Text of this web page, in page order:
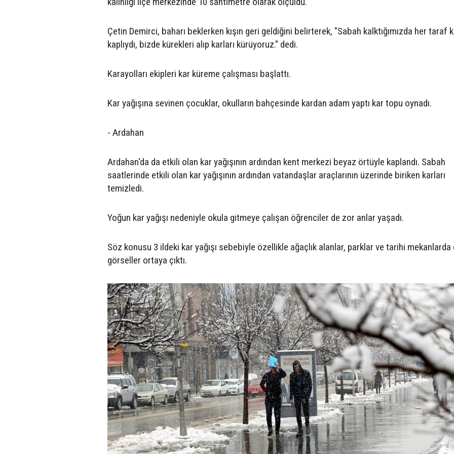
Çetin Demirci, baharı beklerken kışın geri geldiğini belirterek, "Sabah kalktığımızda her taraf
kaplıydı, bizde kürekleri alıp karları kürüyoruz." dedi.
Karayolları ekipleri kar küreme çalışması başlattı.
Kar yağışına sevinen çocuklar, okulların bahçesinde kardan adam yaptı kar topu oynadı.
- Ardahan
Ardahan'da da etkili olan kar yağışının ardından kent merkezi beyaz örtüyle kaplandı. Sabah
saatlerinde etkili olan kar yağışının ardından vatandaşlar araçlarının üzerinde biriken karları
temizledi.
Yoğun kar yağışı nedeniyle okula gitmeye çalışan öğrenciler de zor anlar yaşadı.
Söz konusu 3 ildeki kar yağışı sebebiyle özellikle ağaçlık alanlar, parklar ve tarihi mekanlarda
görseller ortaya çıktı.